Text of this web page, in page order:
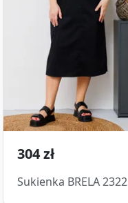
304 zł
Sukienka BRELA 2322